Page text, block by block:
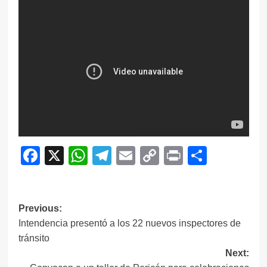
Facebook
X WhatsApp
Telegram
EmailCopy
Print
Navegación
de
Previous:
Intendencia presentó a los 22 nuevos inspectores de
tránsito
Next: